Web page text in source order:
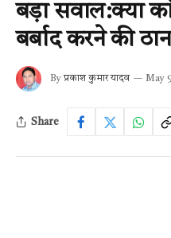
बड़ा सवाल:क्या
बर्बाद करने की
By प्रकाश कुमार यादव May
Share